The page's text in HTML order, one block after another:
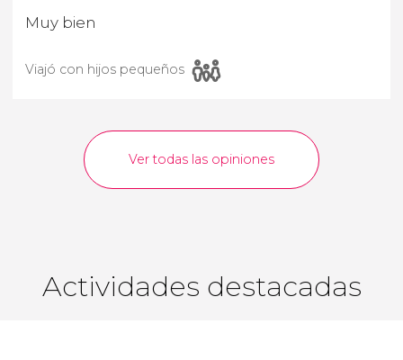
Muy bien
Viajó con hijos pequeños
Ver todas las opiniones
Actividades destacadas